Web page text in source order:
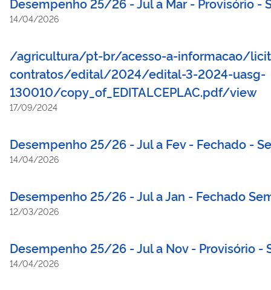
14/04/2026
/agricultura/pt-br/acesso-a-informacao/
contratos/edital/2024/edital-3-2024-uasg-
130010/copy_of_EDITALCEPLAC.pdf/view
17/09/2024
Desempenho 25/26 - Jul a Fev - Fechado -
14/04/2026
Desempenho 25/26 - Jul a Jan - Fechado
12/03/2026
Desempenho 25/26 - Jul a Nov - Provisório -
14/04/2026